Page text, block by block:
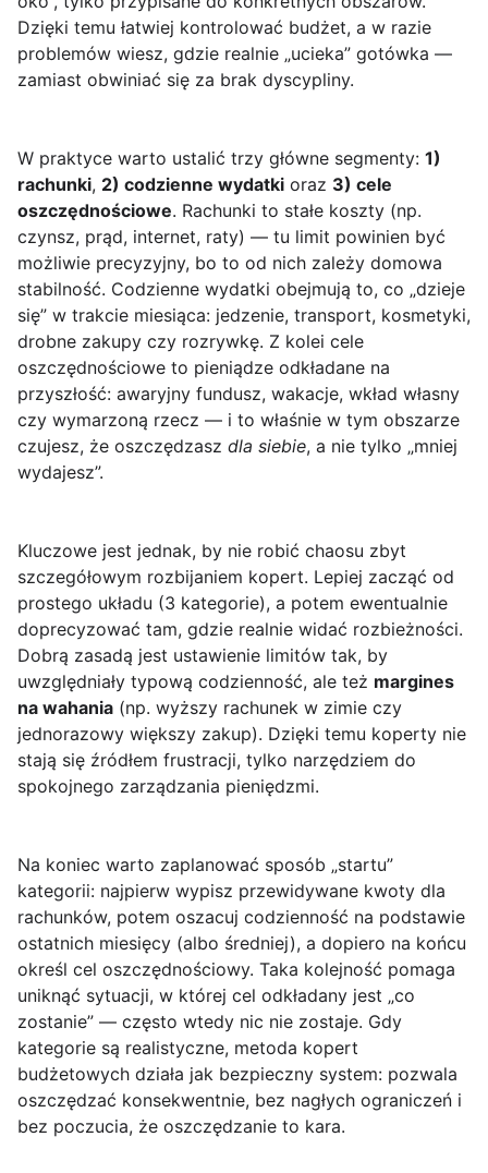
Dzięki temu łatwiej kontrolować budżet, a w razie
problemów wiesz, gdzie realnie „ucieka” gotówka —
zamiast obwiniać się za brak dyscypliny.
W praktyce warto ustalić trzy główne segmenty: 1)
rachunki, 2) codzienne wydatki oraz 3) cele
oszczędnościowe. Rachunki to stałe koszty (np.
czynsz, prąd, internet, raty) — tu limit powinien być
możliwie precyzyjny, bo to od nich zależy domowa
stabilność. Codzienne wydatki obejmują to, co „dzieje
się” w trakcie miesiąca: jedzenie, transport, kosmetyki,
drobne zakupy czy rozrywkę. Z kolei cele
oszczędnościowe to pieniądze odkładane na
przyszłość: awaryjny fundusz, wakacje, wkład własny
czy wymarzoną rzecz — i to właśnie w tym obszarze
czujesz, że oszczędzasz dla siebie, a nie tylko „mniej
wydajesz”.
Kluczowe jest jednak, by nie robić chaosu zbyt
szczegółowym rozbijaniem kopert. Lepiej zacząć od
prostego układu (3 kategorie), a potem ewentualnie
doprecyzować tam, gdzie realnie widać rozbieżności.
Dobrą zasadą jest ustawienie limitów tak, by
uwzględniały typową codzienność, ale też margines
na wahania (np. wyższy rachunek w zimie czy
jednorazowy większy zakup). Dzięki temu koperty nie
stają się źródłem frustracji, tylko narzędziem do
spokojnego zarządzania pieniędzmi.
Na koniec warto zaplanować sposób „startu”
kategorii: najpierw wypisz przewidywane kwoty dla
rachunków, potem oszacuj codzienność na podstawie
ostatnich miesięcy (albo średniej), a dopiero na końcu
określ cel oszczędnościowy. Taka kolejność pomaga
uniknąć sytuacji, w której cel odkładany jest „co
zostanie” — często wtedy nic nie zostaje. Gdy
kategorie są realistyczne, metoda kopert
budżetowych działa jak bezpieczny system: pozwala
oszczędzać konsekwentnie, bez nagłych ograniczeń i
bez poczucia, że oszczędzanie to kara.